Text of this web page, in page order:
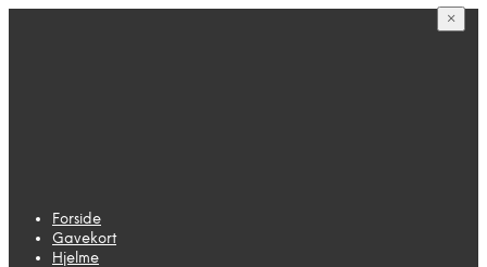
Forside
Gavekort
Hjelme
×